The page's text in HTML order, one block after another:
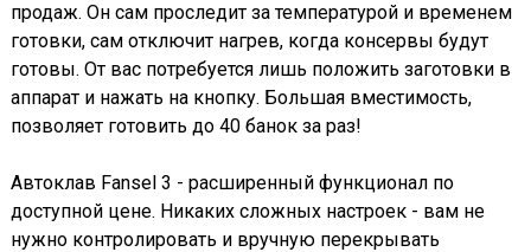
продаж. Он сам проследит за температурой и временем
готовки, сам отключит нагрев, когда консервы будут
готовы. От вас потребуется лишь положить заготовки в
аппарат и нажать на кнопку. Большая вместимость,
позволяет готовить до 40 банок за раз!
Автоклав Fansel 3 - расширенный функционал по
доступной цене. Никаких сложных настроек - вам не
нужно контролировать и вручную перекрывать